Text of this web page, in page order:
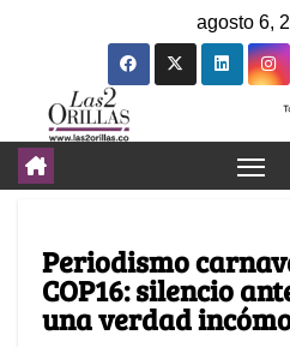
agosto 6,
Periodismo
COP16: silencio
una verdad